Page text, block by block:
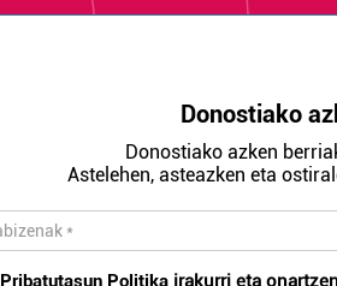
Donostiako
Donostiako azken
Astelehen, asteazken eta
Pribatutasun Politika irakurri eta